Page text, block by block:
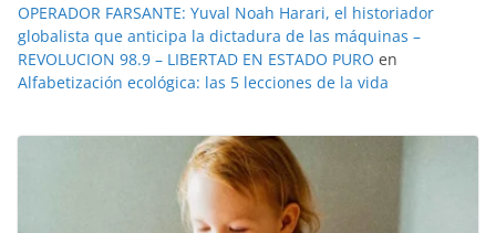
OPERADOR FARSANTE: Yuval Noah Harari, el historiador
globalista que anticipa la dictadura de las máquinas –
REVOLUCION 98.9 – LIBERTAD EN ESTADO PURO en
Alfabetización ecológica: las 5 lecciones de la vida